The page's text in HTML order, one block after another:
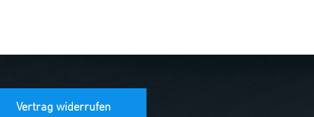
Vertrag widerrufen